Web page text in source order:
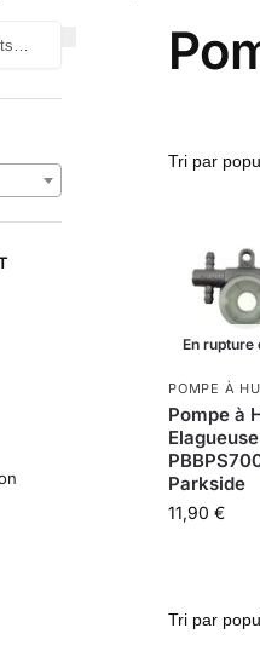
En rupture
POMPE À
Pompe à
Elagueuse
Parkside
11,90€